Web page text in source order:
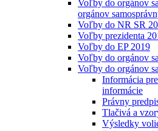
Voľby do orgánov
orgánov
Voľby do NR SR
Voľby prezidenta
Voľby do EP 2019
Voľby do orgánov
Voľby do orgánov
Informácia
informácie
Právny
Tlačivá a
Výsledky